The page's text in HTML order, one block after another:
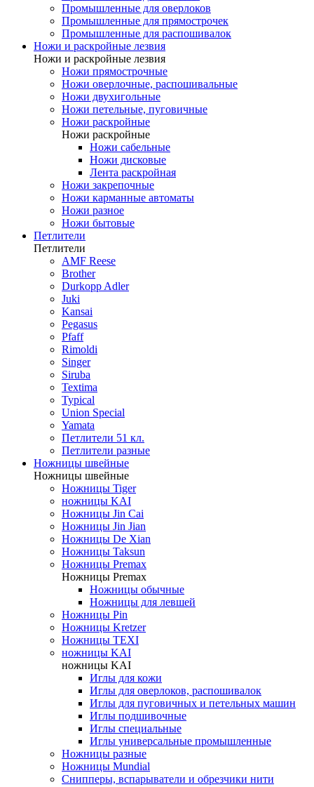
Промышленные для оверлоков
Промышленные для прямострочек
Промышленные для распошивалок
Ножи и раскройные лезвия
Ножи и раскройные лезвия
Ножи прямострочные
Ножи оверлочные, распошивальные
Ножи двухигольные
Ножи петельные, пуговичные
Ножи раскройные
Ножи раскройные
Ножи сабельные
Ножи дисковые
Лента раскройная
Ножи закрепочные
Ножи карманные автоматы
Ножи разное
Ножи бытовые
Петлители
Петлители
AMF Reese
Brother
Durkopp Adler
Juki
Kansai
Pegasus
Pfaff
Rimoldi
Singer
Siruba
Textima
Typical
Union Special
Yamata
Петлители 51 кл.
Петлители разные
Ножницы швейные
Ножницы швейные
Ножницы Tiger
ножницы KAI
Ножницы Jin Cai
Ножницы Jin Jian
Ножницы De Xian
Ножницы Taksun
Ножницы Premax
Ножницы Premax
Ножницы обычные
Ножницы для левшей
Ножницы Pin
Ножницы Kretzer
Ножницы TEXI
ножницы KAI
ножницы KAI
Иглы для кожи
Иглы для оверлоков, распошивалок
Иглы для пуговичных и петельных машин
Иглы подшивочные
Иглы специальные
Иглы универсальные промышленные
Ножницы разные
Ножницы Mundial
Снипперы, вспарыватели и обрезчики нити